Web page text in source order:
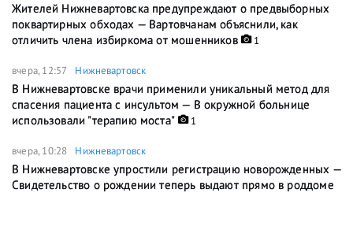
Жителей Нижневартовска предупреждают о предвыборных
поквартирных обходах — Вартовчанам объяснили, как
отличить члена избиркома от мошенников
1
вчера, 12:57 Нижневартовск
В Нижневартовске врачи применили уникальный метод для
спасения пациента с инсультом — В окружной больнице
использовали "терапию моста"
1
вчера, 10:28 Нижневартовск
В Нижневартовске упростили регистрацию новорожденных —
Свидетельство о рождении теперь выдают прямо в роддоме